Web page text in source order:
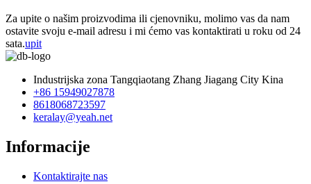
Za upite o našim proizvodima ili cjenovniku, molimo vas da nam
ostavite svoju e-mail adresu i mi ćemo vas kontaktirati u roku od 24
sata.upit
Industrijska zona Tangqiaotang Zhang Jiagang City Kina
+86 15949027878
8618068723597
keralay@yeah.net
Informacije
Kontaktirajte nas